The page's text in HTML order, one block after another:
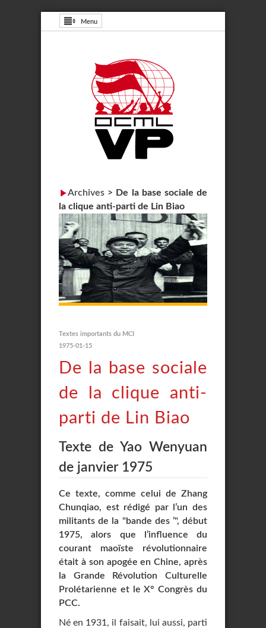
Menu
Archives > De la base sociale de
la clique anti-parti de Lin Biao
Textes importants du MCI
1975-01-15
De la base sociale
de la clique anti-
parti de Lin Biao
Texte de Yao Wenyuan
de janvier 1975
Ce texte, comme celui de Zhang
Chunqiao, est rédigé par l’un des
militants de la "bande des ’", début
1975, alors que l’influence du
courant maoïste révolutionnaire
était à son apogée en Chine, après
la Grande Révolution Culturelle
Prolétarienne et le X° Congrès du
PCC.
Né en 1931, il faisait, lui aussi, parti